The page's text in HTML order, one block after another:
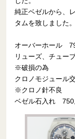
純正ベゼルから、
タムを致しました。
オーバーホール
リューズ、チュー
※破損の為
クロノモジュール
※クロノ針不良
ベゼル石入れ